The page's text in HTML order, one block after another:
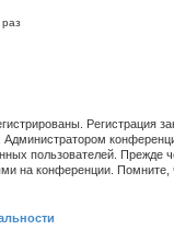
Регистрация
пользователей. Прежде
на конференции.